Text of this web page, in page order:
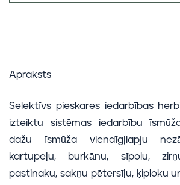
Apraksts
Selektīvs pieskares iedarbības
izteiktu sistēmas iedarbību
dažu īsmūža viendīgļlapju
kartupeļu, burkānu, sīpolu,
pastinaku, sakņu pētersīļu, ķiploku